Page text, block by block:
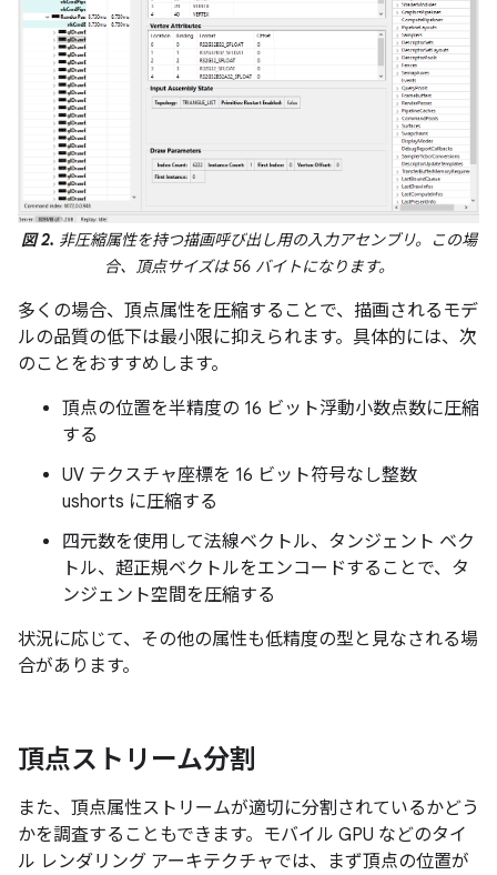
図 2. 非圧縮属性を持つ描画呼び出し用の入力アセンブリ。この場
合、頂点サイズは 56 バイトになります。
多くの場合、頂点属性を圧縮することで、描画されるモデ
ルの品質の低下は最小限に抑えられます。具体的には、次
のことをおすすめします。
頂点の位置を半精度の 16 ビット浮動小数点数に圧縮
する
UV テクスチャ座標を 16 ビット符号なし整数
ushorts に圧縮する
四元数を使用して法線ベクトル、タンジェント ベク
トル、超正規ベクトルをエンコードすることで、タ
ンジェント空間を圧縮する
状況に応じて、その他の属性も低精度の型と見なされる場
合があります。
頂点ストリーム分割
また、頂点属性ストリームが適切に分割されているかどう
かを調査することもできます。モバイル GPU などのタイ
ル レンダリング アーキテクチャでは、まず頂点の位置が